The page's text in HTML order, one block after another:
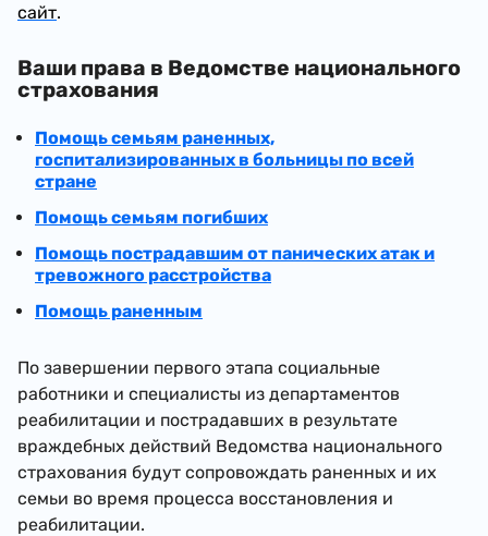
сайт.
Ваши права в Ведомстве национального
страхования
Помощь семьям раненных,
госпитализированных в больницы по всей
стране
Помощь семьям погибших
Помощь пострадавшим от панических атак и
тревожного расстройства
Помощь раненным
По завершении первого этапа социальные
работники и специалисты из департаментов
реабилитации и пострадавших в результате
враждебных действий Ведомства национального
страхования будут сопровождать раненных и их
семьи во время процесса восстановления и
реабилитации.